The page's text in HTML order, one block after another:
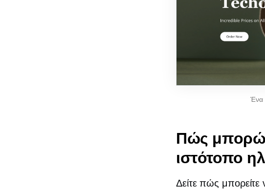
Ένα
Πώς μπορώ
ιστότοπο
Δείτε πώς μπορείτε